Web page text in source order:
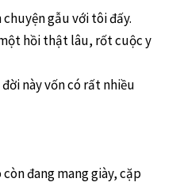
gẫu với tôi đấy.
hồi thật lâu, rốt cuộc y
này vốn có rất nhiều
đang mang giày, cặp